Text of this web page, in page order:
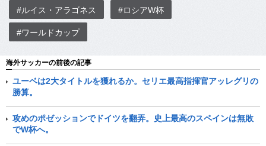
#ルイス・アラゴネス #ロシアW杯
#ワールドカップ
海外サッカーの前後の記事
ユーベは2大タイトルを獲れるか。セリエ最高指揮官アッレグリの
勝算。
攻めのポゼッションでドイツを翻弄。史上最高のスペインは無敗
でW杯へ。